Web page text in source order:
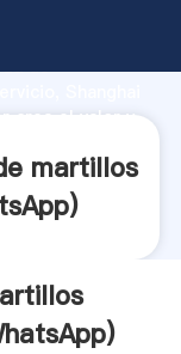
de
crea el valor y
martillos
)
)